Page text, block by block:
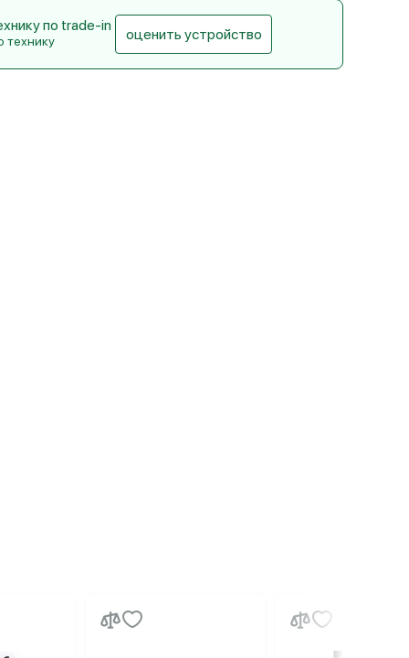
по trade-in
технику оценить устройство